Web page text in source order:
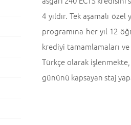
4 yıldır. Tek aşamalı
programına her yıl 12
krediyi tamamlamaları
Türkçe olarak
gününü kapsayan staj